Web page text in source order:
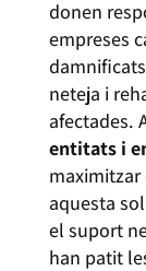
donen
empreses
neteja i
afectades.
entitats i
maximitzar
aquesta
el suport
han patit